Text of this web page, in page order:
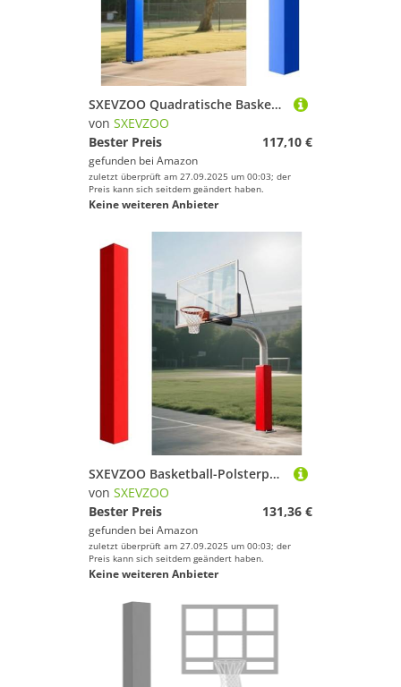
SXEVZOO Quadratische Basketballstangen Polster Wasserdicht Basketballkorb-Polsterung Allwetter-Torpolsterstange 2,5cm dick Basketballkorbpolster Schützend(Blue 4ft,20x20cm Pole)
von SXEVZOO
Bester Preis
117,10 €
gefunden bei Amazon
zuletzt überprüft am 27.09.2025 um 00:03; der
Preis kann sich seitdem geändert haben.
Keine weiteren Anbieter
SXEVZOO Basketball-Polsterpolster 4/5/6 Fuß Hoch Quadratische Basketballstangen Polster Allwetter-Wasserdicht Allwetter-Polster für Spielerschutz und Sicherheit(Red 5ft,16x16cm Pole)
von SXEVZOO
Bester Preis
131,36 €
gefunden bei Amazon
zuletzt überprüft am 27.09.2025 um 00:03; der
Preis kann sich seitdem geändert haben.
Keine weiteren Anbieter